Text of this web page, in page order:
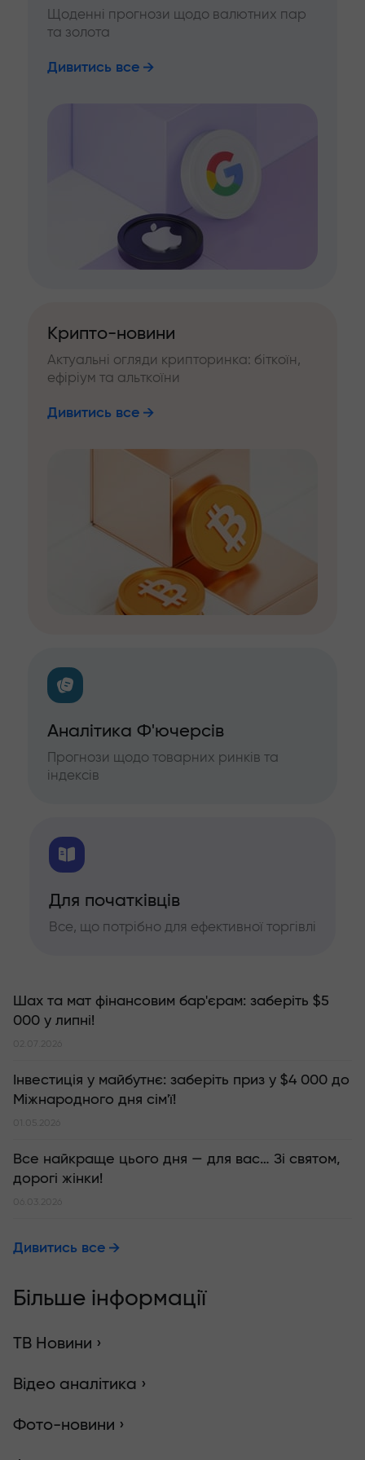
Щоденні прогнози щодо валютних пар
та золота
Дивитись все
Крипто-новини
Актуальні огляди крипторинка: біткоїн,
ефіріум та альткоїни
Дивитись все
Аналітика Ф'ючерсів
Прогнози щодо товарних ринків та
індексів
Для початківців
Все, що потрібно для ефективної торгівлі
Шах та мат фінансовим бар'єрам: заберіть $5
000 у липні!
02.07.2026
Інвестиція у майбутнє: заберіть приз у $4 000 до
Міжнародного дня сім'ї!
01.05.2026
Все найкраще цього дня — для вас… Зі святом,
дорогі жінки!
06.03.2026
Дивитись все
Більше інформації
ТВ Новини ›
Відео аналітика ›
Фото-новини ›